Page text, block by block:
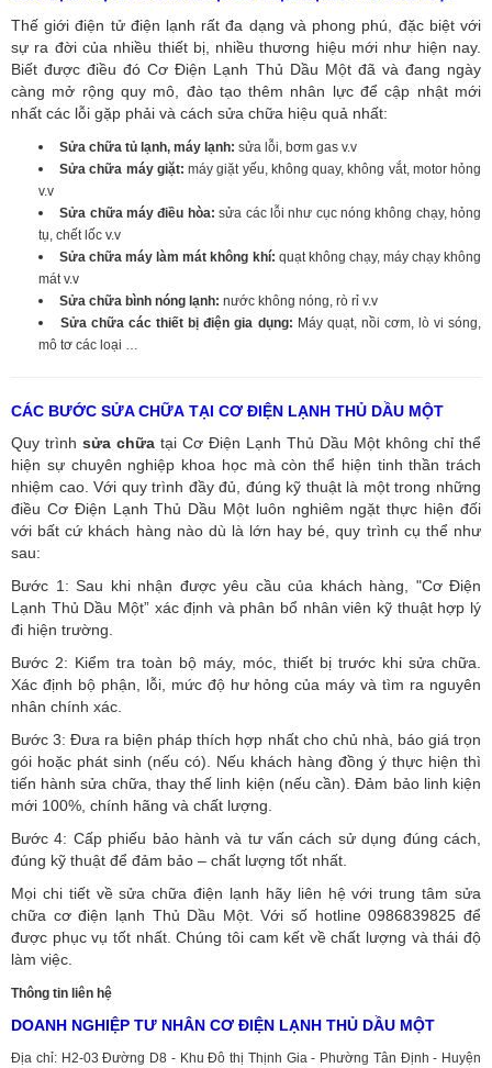
Thế giới điện tử điện lạnh rất đa dạng và phong phú, đặc biệt với
sự ra đời của nhiều thiết bị, nhiều thương hiệu mới như hiện nay.
Biết được điều đó Cơ Điện Lạnh Thủ Dầu Một đã và đang ngày
càng mở rộng quy mô, đào tạo thêm nhân lực để cập nhật mới
nhất các lỗi gặp phải và cách sửa chữa hiệu quả nhất:
Sửa chữa tủ lạnh, máy lạnh: sửa lỗi, bơm gas v.v
Sửa chữa máy giặt:máy giặt yếu, không quay, không vắt, motor hỏng
v.v
Sửa chữa máy điều hòa: sửa các lỗi như cục nóng không chạy, hỏng
tụ, chết lốc v.v
Sửa chữa máy làm mát không khí: quạt không chạy, máy chạy không
mát v.v
Sửa chữa bình nóng lạnh: nước không nóng, rò rỉ v.v
Sửa chữa các thiết bị điện gia dụng: Máy quạt, nồi cơm, lò vi sóng,
mô tơ các loại …
CÁC BƯỚC SỬA CHỮA TẠI CƠ ĐIỆN LẠNH THỦ DẦU MỘT
Quy trình sửa chữa tại Cơ Điện Lạnh Thủ Dầu Một không chỉ thể
hiện sự chuyên nghiệp khoa học mà còn thể hiện tinh thần trách
nhiệm cao. Với quy trình đầy đủ, đúng kỹ thuật là một trong những
điều Cơ Điện Lạnh Thủ Dầu Một luôn nghiêm ngặt thực hiện đối
với bất cứ khách hàng nào dù là lớn hay bé, quy trình cụ thể như
sau:
Bước 1: Sau khi nhận được yêu cầu của khách hàng, "Cơ Điện
Lạnh Thủ Dầu Một” xác định và phân bổ nhân viên kỹ thuật hợp lý
đi hiện trường.
Bước 2: Kiểm tra toàn bộ máy, móc, thiết bị trước khi sửa chữa.
Xác định bộ phận, lỗi, mức độ hư hỏng của máy và tìm ra nguyên
nhân chính xác.
Bước 3: Đưa ra biện pháp thích hợp nhất cho chủ nhà, báo giá trọn
gói hoặc phát sinh (nếu có). Nếu khách hàng đồng ý thực hiện thì
tiến hành sửa chữa, thay thế linh kiện (nếu cần). Đảm bảo linh kiện
mới 100%, chính hãng và chất lượng.
Bước 4: Cấp phiếu bảo hành và tư vấn cách sử dụng đúng cách,
đúng kỹ thuật để đảm bảo – chất lượng tốt nhất.
Mọi chi tiết về sửa chữa điện lạnh hãy liên hệ với trung tâm sửa
chữa cơ điện lạnh Thủ Dầu Một. Với số hotline 0986839825 để
được phục vụ tốt nhất. Chúng tôi cam kết về chất lượng và thái độ
làm việc.
Thông tin liên hệ
DOANH NGHIỆP TƯ NHÂN CƠ ĐIỆN LẠNH THỦ DẦU MỘT
Địa chỉ: H2-03 Đường D8 - Khu Đô thị Thịnh Gia - Phường Tân Định - Huyện